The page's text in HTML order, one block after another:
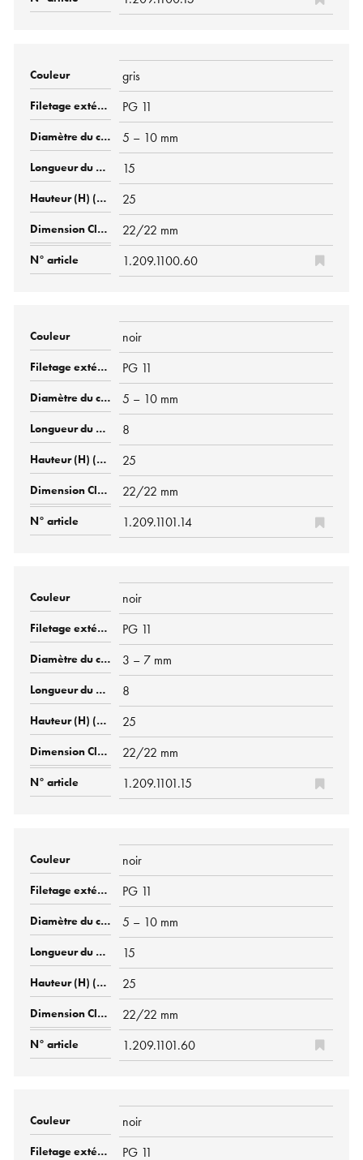
gris
PG 11
5 – 10 mm
15
25
22/22 mm
1.209.1100.60
noir
PG 11
5 – 10 mm
8
25
22/22 mm
1.209.1101.14
noir
PG 11
3 – 7 mm
8
25
22/22 mm
1.209.1101.15
noir
PG 11
5 – 10 mm
15
25
22/22 mm
1.209.1101.60
noir
PG 11